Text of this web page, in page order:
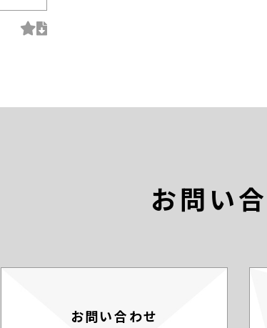
お問い
お問い合わせ